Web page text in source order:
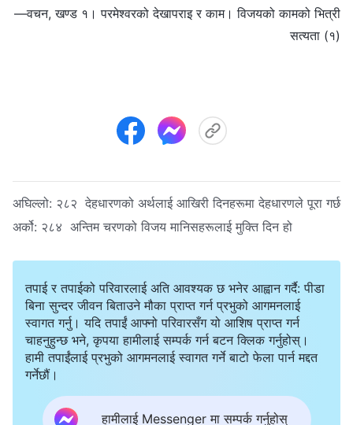
—वचन, खण्ड १। परमेश्‍वरको देखापराइ र काम। विजयको कामको भित्री
सत्यता (१)
अघिल्लो: २८२ देहधारणको अर्थलाई आखिरी दिनहरूमा देहधारणले पूरा गर्छ
अर्को: २८४ अन्तिम चरणको विजय मानिसहरूलाई मुक्ति दिन हो
तपाई र तपाईको परिवारलाई अति आवश्यक छ भनेर आह्वान गर्दै: पीडा
बिना सुन्दर जीवन बिताउने मौका प्राप्त गर्न प्रभुको आगमनलाई
स्वागत गर्नु। यदि तपाईं आफ्नो परिवारसँग यो आशिष प्राप्त गर्न
चाहनुहुन्छ भने, कृपया हामीलाई सम्पर्क गर्न बटन क्लिक गर्नुहोस्।
हामी तपाईंलाई प्रभुको आगमनलाई स्वागत गर्ने बाटो फेला पार्न मद्दत
गर्नेछौं।
हामीलाई Messenger मा सम्पर्क गर्नुहोस्